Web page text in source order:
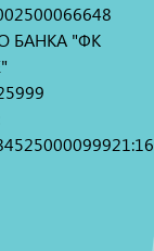
БАНКА "ФК